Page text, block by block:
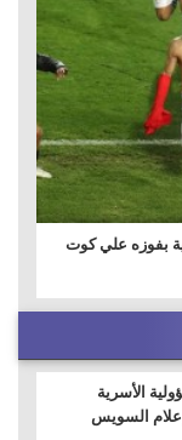
بفوزه علي كوت
الأسرية
السويس